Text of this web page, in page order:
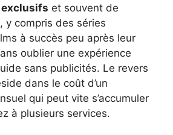
et souvent de
y compris des séries
à succès peu après leur
oublier une expérience
sans publicités. Le revers
dans le coût d’un
qui peut vite s’accumuler
à plusieurs services.